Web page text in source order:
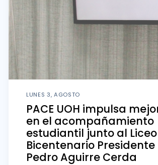
LUNES 3, AGOSTO
PACE UOH impulsa
en el acompañamiento
estudiantil junto al Liceo
Bicentenario Presidente
Pedro Aguirre Cerda